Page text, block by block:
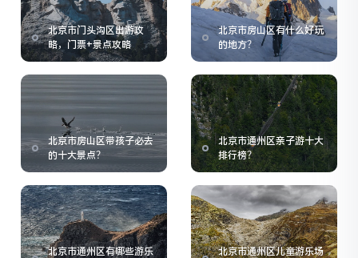
北京市门头沟区出游攻
略，门票+景点攻略
北京市房山区有什么好玩
的地方？
北京市房山区带孩子必去
的十大景点？
北京市通州区亲子游十大
排行榜？
北京市通州区有哪些游乐
北京市通州区儿童游乐场